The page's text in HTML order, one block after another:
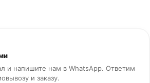
и напишите нам в WhatsApp. Ответим
и заказу.